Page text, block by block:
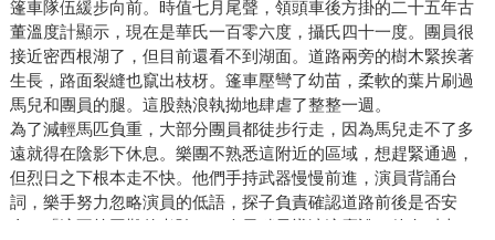
篷車隊伍緩步向前。時值七月尾聲，領頭車後方掛的二十五年古
董溫度計顯示，現在是華氏一百零六度，攝氏四十一度。團員很
接近密西根湖了，但目前還看不到湖面。道路兩旁的樹木緊挨著
生長，路面裂縫也竄出枝枒。篷車壓彎了幼苗，柔軟的葉片刷過
馬兒和團員的腿。這股熱浪執拗地肆虐了整整一週。
為了減輕馬匹負重，大部分團員都徒步行走，因為馬兒走不了多
遠就得在陰影下休息。樂團不熟悉這附近的區域，想趕緊通過，
但烈日之下根本走不快。他們手持武器慢慢前進，演員背誦台
詞，樂手努力忽略演員的低語，探子負責確認道路前後是否安
全。「這不算困難的考驗。」今天稍早導演這麼說。他名叫吉